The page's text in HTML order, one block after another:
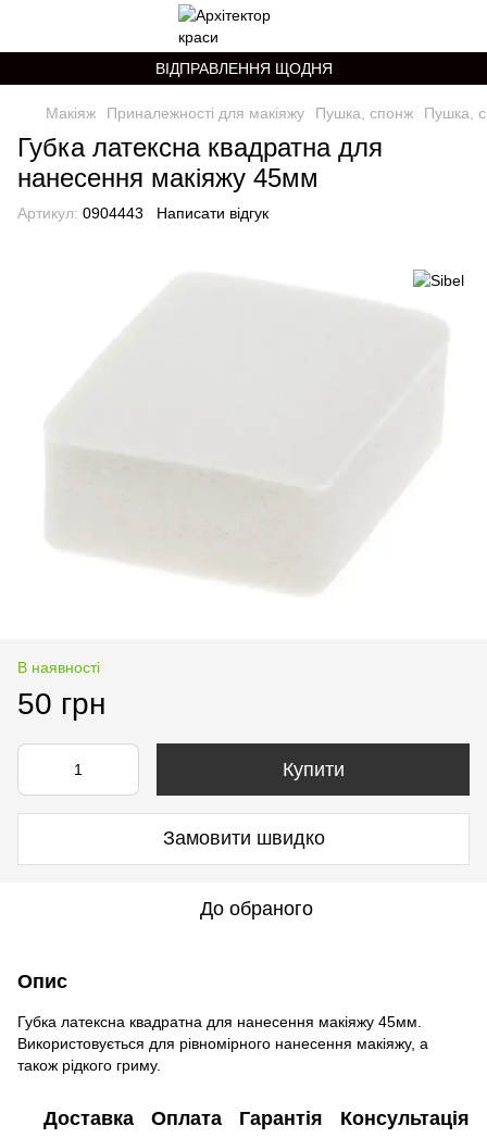
ВІДПРАВЛЕННЯ ЩОДНЯ
Макіяж Приналежності для макіяжу Пушка, спонж Пушка,
Губка латексна квадратна для
нанесення макіяжу 45мм
Артикул: 0904443 Написати відгук
В наявності
50 грн
Купити
Замовити швидко
До обраного
Опис
Губка латексна квадратна для нанесення макіяжу 45мм.
Використовується для рівномірного нанесення макіяжу, а
також рідкого гриму.
Доставка Оплата Гарантія Консультація